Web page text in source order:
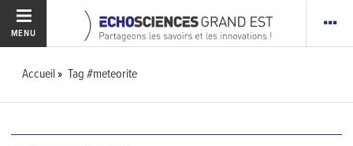
MENU
Accueil Tag #meteorite